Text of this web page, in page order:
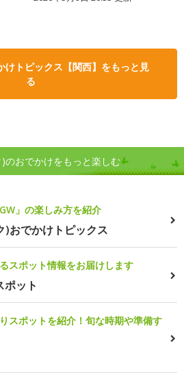
けトピックス【関西】をもっと見
る
のおでかけをもっと楽しむ
」の楽しみ方を紹介
)おでかけトピックス
スポット情報をお届けします
ポット
スポットを紹介！旬な時期や準備す